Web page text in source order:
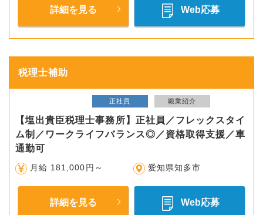
詳細を見る Web応募
税理士補助
正社員 職業紹介
【塩出貴臣税理士事務所】正社員／フレックスタイ
ム制／ワークライフバランス◎／資格取得支援／車
通勤可
月給 181,000円～ 愛知県知多市
詳細を見る Web応募